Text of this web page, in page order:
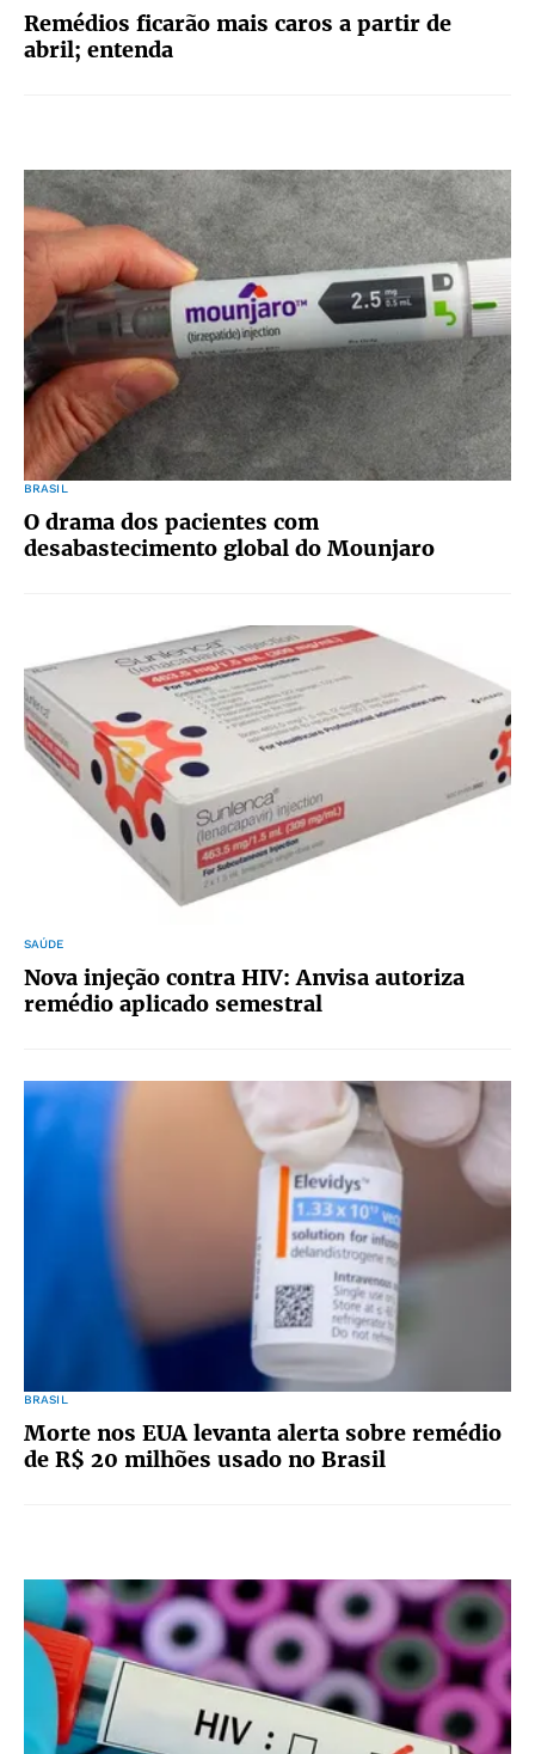
Remédios ficarão mais caros a partir de
abril; entenda
BRASIL
O drama dos pacientes com
desabastecimento global do Mounjaro
SAÚDE
Nova injeção contra HIV: Anvisa autoriza
remédio aplicado semestral
BRASIL
Morte nos EUA levanta alerta sobre remédio
de R$ 20 milhões usado no Brasil